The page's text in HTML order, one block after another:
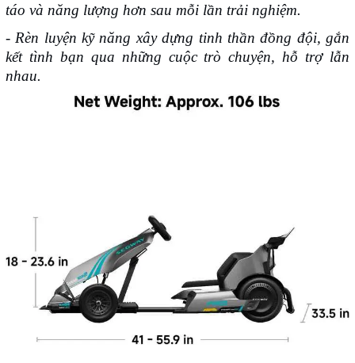
táo và năng lượng hơn sau mỗi lần trải nghiệm.
- Rèn luyện kỹ năng xây dựng tinh thần đồng đội, gắn
kết tình bạn qua những cuộc trò chuyện, hỗ trợ lẫn
nhau.